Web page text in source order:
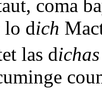
coma
lo dich
las dichas